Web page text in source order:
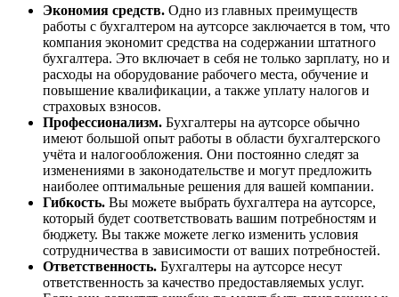
Экономия средств. Одно из главных преимуществ
работы с бухгалтером на аутсорсе заключается в том, что
компания экономит средства на содержании штатного
бухгалтера. Это включает в себя не только зарплату, но и
расходы на оборудование рабочего места, обучение и
повышение квалификации, а также уплату налогов и
страховых взносов.
Профессионализм. Бухгалтеры на аутсорсе обычно
имеют большой опыт работы в области бухгалтерского
учёта и налогообложения. Они постоянно следят за
изменениями в законодательстве и могут предложить
наиболее оптимальные решения для вашей компании.
Гибкость. Вы можете выбрать бухгалтера на аутсорсе,
который будет соответствовать вашим потребностям и
бюджету. Вы также можете легко изменить условия
сотрудничества в зависимости от ваших потребностей.
Ответственность. Бухгалтеры на аутсорсе несут
ответственность за качество предоставляемых услуг.